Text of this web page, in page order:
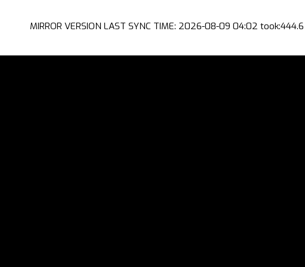
MIRROR VERSION LAST SYNC TIME: 2026-08-09 04:02